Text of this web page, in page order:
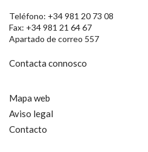
Teléfono: +34 981 20 73 08
Fax: +34 981 21 64 67
Apartado de correo 557
Contacta connosco
Mapa web
Aviso legal
Contacto